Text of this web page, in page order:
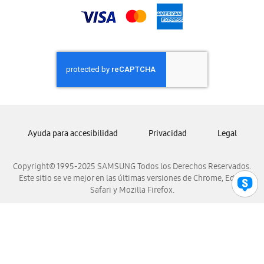
Samsung Nicaragua
Samsung Panamá
Samsung República Dominicana
Samsung Venezuela
Copyright© 1995-2025 SAMSUNG Todos los Derechos Reservados.
Este sitio se ve mejor en las últimas versiones de Chrome, Edge,
Safari y Mozilla Firefox.
Ayuda para accesibilidad Privacidad Legal